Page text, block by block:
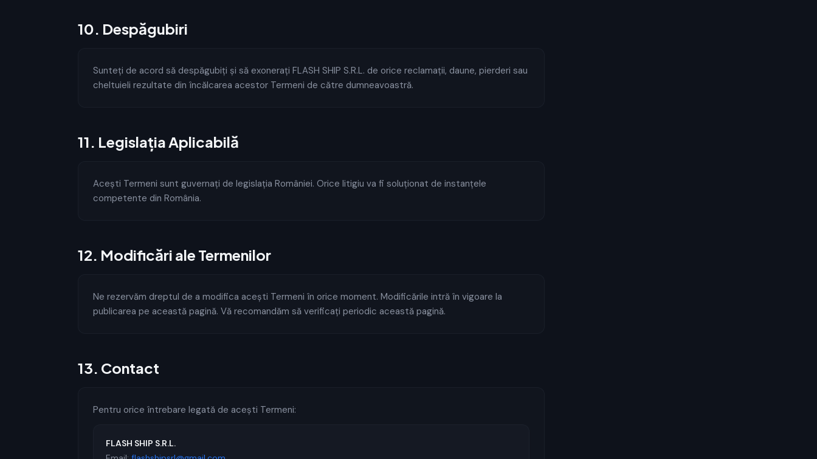
10. Despăgubiri
Sunteți de acord să despăgubiți și să exonerați FLASH SHIP S.R.L. de orice reclamații, daune, pierderi sau
cheltuieli rezultate din încălcarea acestor Termeni de către dumneavoastră.
11. Legislația Aplicabilă
Acești Termeni sunt guvernați de legislația României. Orice litigiu va fi soluționat de instanțele
competente din România.
12. Modificări ale Termenilor
Ne rezervăm dreptul de a modifica acești Termeni în orice moment. Modificările intră în vigoare la
publicarea pe această pagină. Vă recomandăm să verificați periodic această pagină.
13. Contact
Pentru orice întrebare legată de acești Termeni:
FLASH SHIP S.R.L.